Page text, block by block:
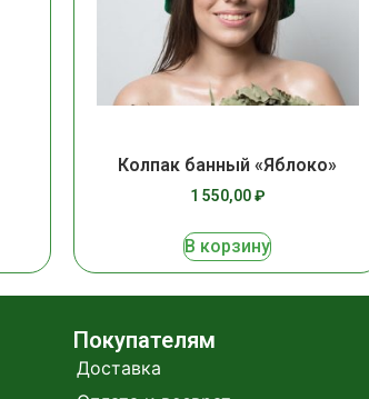
Колпак банный «Яблоко»
1 550,00₽
В корзину
Покупателям
Доставка